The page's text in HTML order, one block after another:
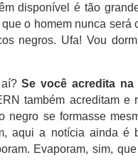
disponível é tão
o homem nunca será
negros. Ufa! Vou
aí?Se você acredita
também acreditam e
negro se formasse
aqui a notícia ainda é
Evaporam, sim,